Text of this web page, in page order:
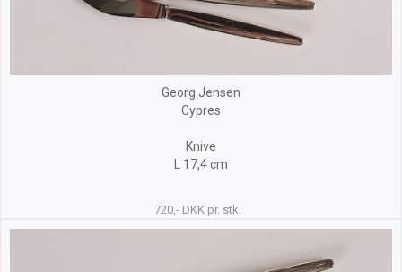
Georg Jensen
Cypres
Knive
L 17,4 cm
720,- DKK pr. stk.